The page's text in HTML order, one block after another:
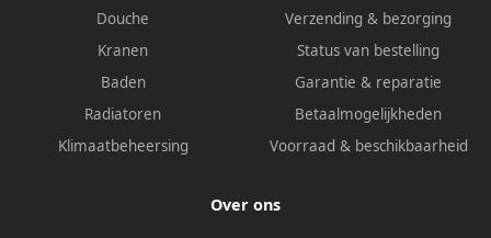
Douche
Kranen
Baden
Radiatoren
Klimaatbeheersing
Verzending & bezorging
Status van bestelling
Garantie & reparatie
Betaalmogelijkheden
Voorraad & beschikbaarheid
Over ons